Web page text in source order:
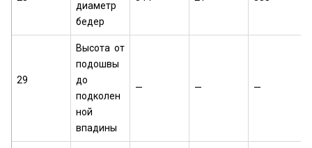
диаметр
бедер
29
Высота от
подошвы
до
подколен
ной
впадины
— — —